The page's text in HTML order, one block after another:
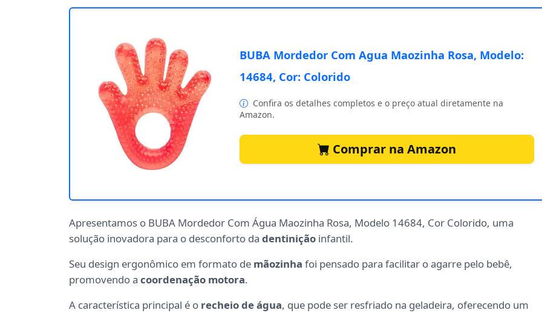
BUBA Mordedor Com Agua Maozinha Rosa, Modelo:
14684, Cor: Colorido
Confira os detalhes completos e o preço atual diretamente na
Amazon.
Comprar na Amazon
Apresentamos o BUBA Mordedor Com Água Maozinha Rosa, Modelo 14684, Cor Colorido, uma
solução inovadora para o desconforto da dentinição infantil.
Seu design ergonômico em formato de mãozinha foi pensado para facilitar o agarre pelo bebê,
promovendo a coordenação motora.
A característica principal é o recheio de água, que pode ser resfriado na geladeira, oferecendo um